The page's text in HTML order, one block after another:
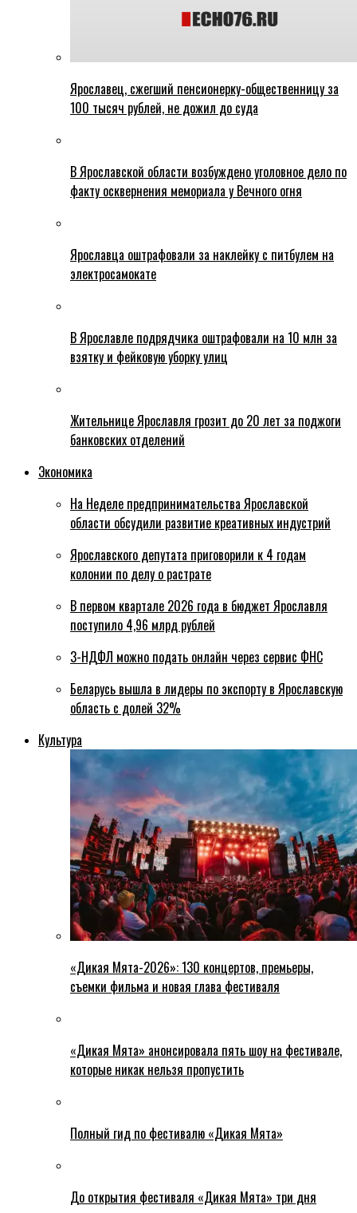
Ярославец, сжегший пенсионерку-общественницу за
100 тысяч рублей, не дожил до суда
В Ярославской области возбуждено уголовное дело по
факту осквернения мемориала у Вечного огня
Ярославца оштрафовали за наклейку с питбулем на
электросамокате
В Ярославле подрядчика оштрафовали на 10 млн за
взятку и фейковую уборку улиц
Жительнице Ярославля грозит до 20 лет за поджоги
банковских отделений
Экономика
На Неделе предпринимательства Ярославской
области обсудили развитие креативных индустрий
Ярославского депутата приговорили к 4 годам
колонии по делу о растрате
В первом квартале 2026 года в бюджет Ярославля
поступило 4,96 млрд рублей
3-НДФЛ можно подать онлайн через сервис ФНС
Беларусь вышла в лидеры по экспорту в Ярославскую
область с долей 32%
Культура
«Дикая Мята-2026»: 130 концертов, премьеры,
съемки фильма и новая глава фестиваля
«Дикая Мята» анонсировала пять шоу на фестивале,
которые никак нельзя пропустить
Полный гид по фестивалю «Дикая Мята»
До открытия фестиваля «Дикая Мята» три дня